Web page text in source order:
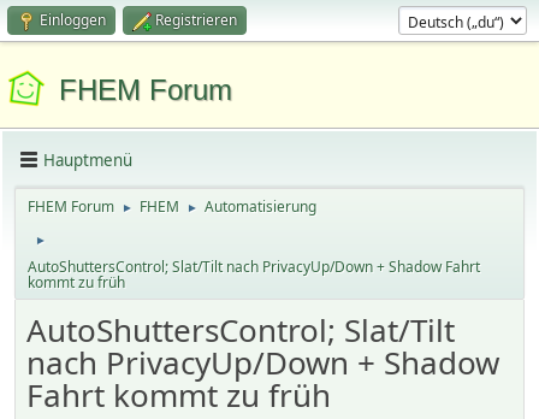
Einloggen Registrieren
FHEM Forum
Hauptmenü
FHEM Forum ► FHEM ► Automatisierung
►
AutoShuttersControl; Slat/Tilt nach PrivacyUp/Down + Shadow Fahrt
kommt zu früh
AutoShuttersControl; Slat/Tilt
nach PrivacyUp/Down + Shadow
Fahrt kommt zu früh